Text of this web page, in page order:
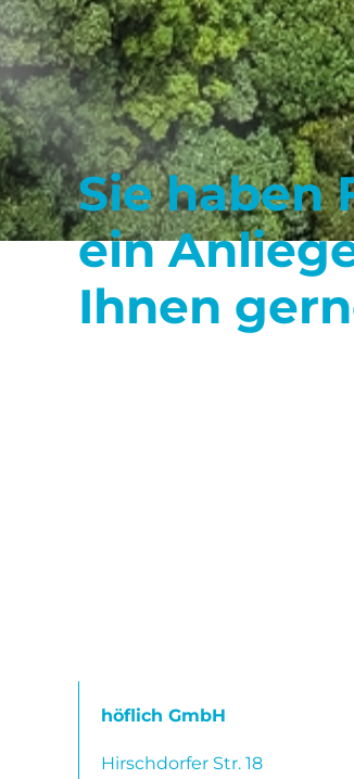
Sie haben
ein
Ihnen
höflich GmbH
Hirschdorfer Str. 18